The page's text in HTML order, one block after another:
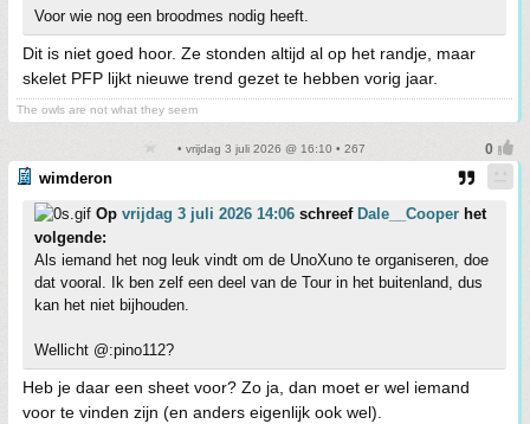
Voor wie nog een broodmes nodig heeft.
Dit is niet goed hoor. Ze stonden altijd al op het randje, maar
skelet PFP lijkt nieuwe trend gezet te hebben vorig jaar.
The owls are not what they seem
• vrijdag 3 juli 2026 @ 16:10 • 267
wimderon
Op vrijdag 3 juli 2026 14:06 schreef Dale__Cooper het
volgende:
Als iemand het nog leuk vindt om de UnoXuno te organiseren, doe
dat vooral. Ik ben zelf een deel van de Tour in het buitenland, dus
kan het niet bijhouden.
Wellicht @:pino112?
Heb je daar een sheet voor? Zo ja, dan moet er wel iemand
voor te vinden zijn (en anders eigenlijk ook wel).